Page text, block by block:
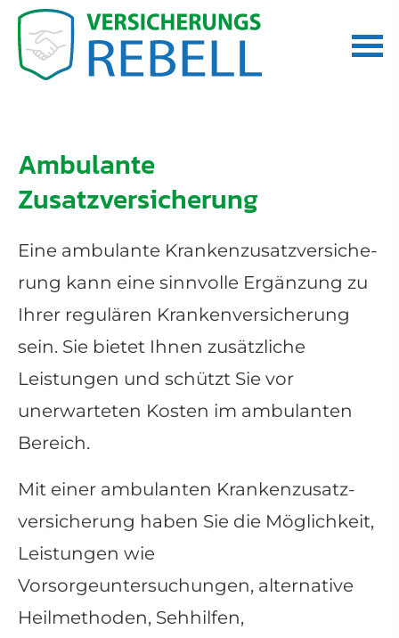
Ambulante
Zusatzversicherung
Eine ambulante Kranken­zusatz­ver­si­che­
rung kann eine sinnvolle Ergänzung zu
Ihrer regulären Kranken­ver­si­che­rung
sein. Sie bietet Ihnen zusätzliche
Leistungen und schützt Sie vor
unerwarteten Kosten im ambulanten
Bereich.
Mit einer ambulanten Kranken­zusatz­
ver­si­che­rung haben Sie die Möglichkeit,
Leistungen wie
Vorsorgeuntersuchungen, alternative
Heilmethoden, Sehhilfen,